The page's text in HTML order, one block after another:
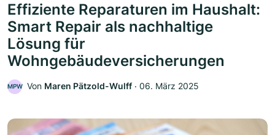
Effiziente Reparaturen im Haushalt:
Smart Repair als nachhaltige
Lösung für
Wohngebäudeversicherungen
MPW Von Maren Pätzold-Wulff ‧ 06. März 2025